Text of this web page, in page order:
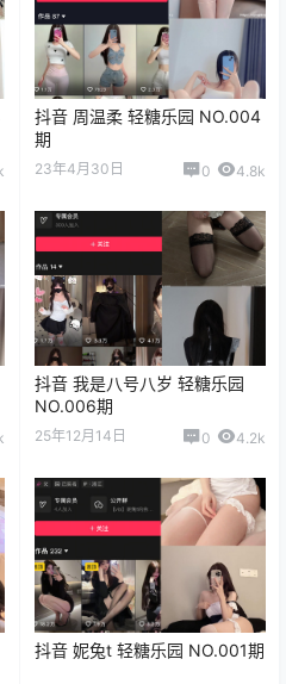
抖音 周温柔 轻糖乐园 NO.004
期
23年4月30日 0 4.8k
抖音 我是八号八岁 轻糖乐园
NO.006期
25年12月14日 0 4.2k
抖音 妮兔t 轻糖乐园 NO.001期